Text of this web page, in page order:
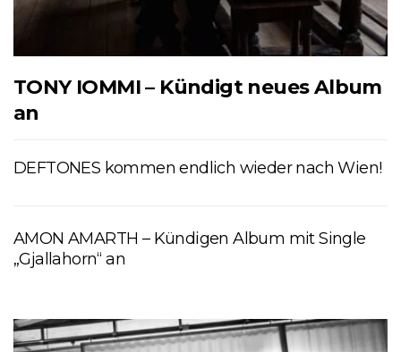
TONY IOMMI – Kündigt neues Album
an
DEFTONES kommen endlich wieder nach Wien!
AMON AMARTH – Kündigen Album mit Single
„Gjallahorn“ an